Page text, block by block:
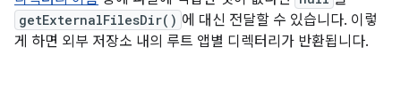
getExternalFilesDir() 에 대신 전달할 수 있습니다. 이렇
게 하면 외부 저장소 내의 루트 앱별 디렉터리가 반환됩니다.